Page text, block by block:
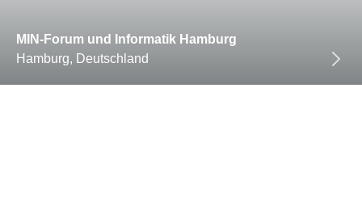
MIN-Forum und Informatik Hamburg
Hamburg, Deutschland